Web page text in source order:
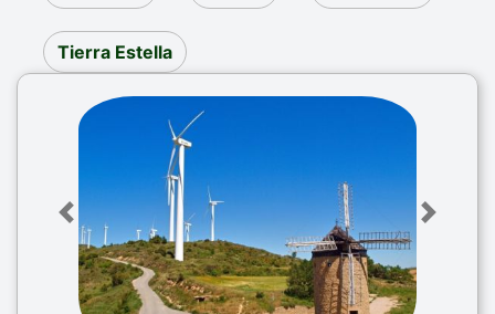
Tierra Estella
Previous Next